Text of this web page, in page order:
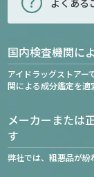
国内検査機関に
アイドラッグストアー
関による成分鑑定を適
メーカーまたは
す
弊社では、粗悪品が紛